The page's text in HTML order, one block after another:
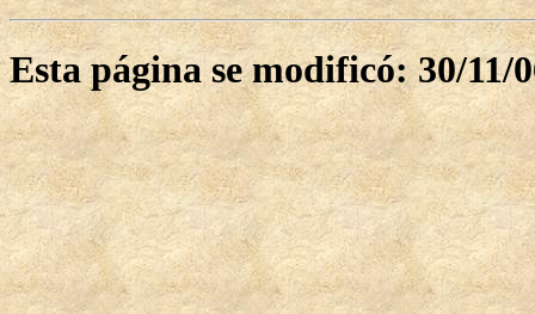
Esta página se modificó: 30/11/